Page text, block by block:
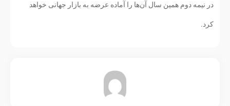
در نیمه دوم همین سال آن‌ها را آماده عرضه به بازار جهانی خواهد
کرد.